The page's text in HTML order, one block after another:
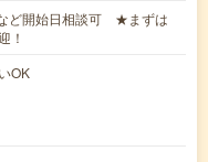
など開始日相談可 ★まずは
！
OK